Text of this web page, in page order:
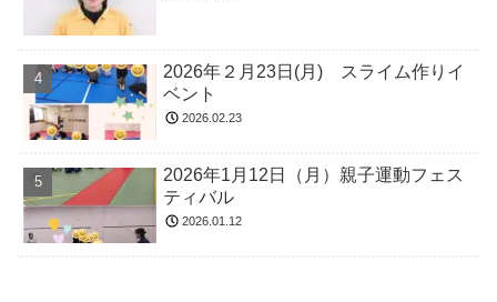
2026年２月23日(月) スライム作りイ
ベント
2026.02.23
2026年1月12日（月）親子運動フェス
ティバル
2026.01.12